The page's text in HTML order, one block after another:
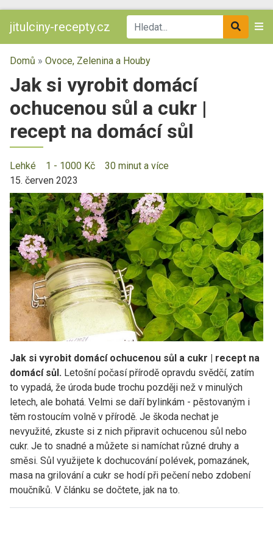
jitulciny-recepty.cz
Domů » Ovoce, Zelenina a Houby
Jak si vyrobit domácí
ochucenou sůl a cukr |
recept na domácí sůl
Lehké 1 - 1000 Kč
30 minut a více
15. červen 2023
Jak si vyrobit domácí ochucenou sůl a cukr | recept na
domácí sůl. Letošní počasí přírodě opravdu svědčí, zatím
to vypadá, že úroda bude trochu později než v minulých
letech, ale bohatá. Velmi se daří bylinkám - pěstovaným i
těm rostoucím volně v přírodě. Je škoda nechat je
nevyužité, zkuste si z nich připravit ochucenou sůl nebo
cukr. Je to snadné a můžete si namíchat různé druhy a
směsi. Sůl využijete k dochucování polévek, pomazánek,
masa na grilování a cukr se hodí při pečení nebo zdobení
moučníků. V článku se dočtete, jak na to.